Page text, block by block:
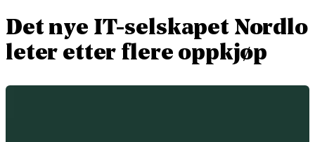
Det nye IT-selskapet Nordlo
leter etter flere oppkjøp